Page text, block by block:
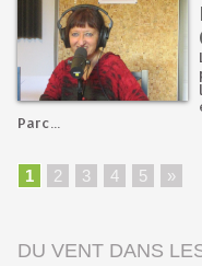
Parc...
1 2 3 4 5 »
DU VENT DANS